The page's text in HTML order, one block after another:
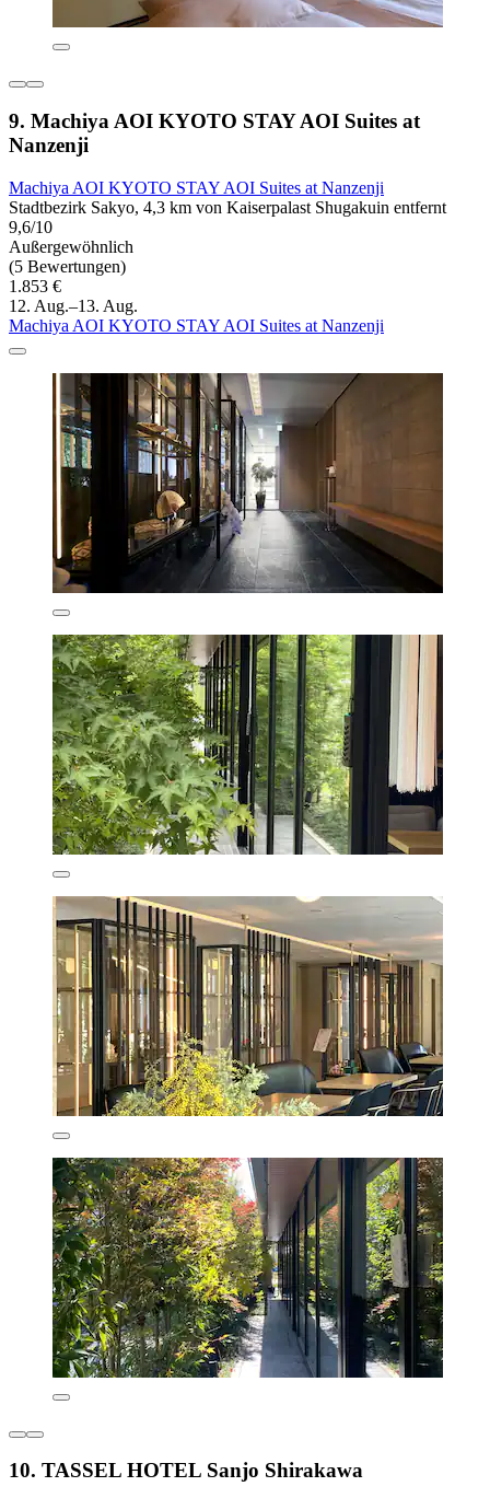
9. Machiya AOI KYOTO STAY AOI Suites at
Nanzenji
Machiya AOI KYOTO STAY AOI Suites at Nanzenji
Stadtbezirk Sakyo, 4,3 km von Kaiserpalast Shugakuin entfernt
9,6/10
Außergewöhnlich
(5 Bewertungen)
1.853 €
12. Aug.–13. Aug.
Machiya AOI KYOTO STAY AOI Suites at Nanzenji
10. TASSEL HOTEL Sanjo Shirakawa